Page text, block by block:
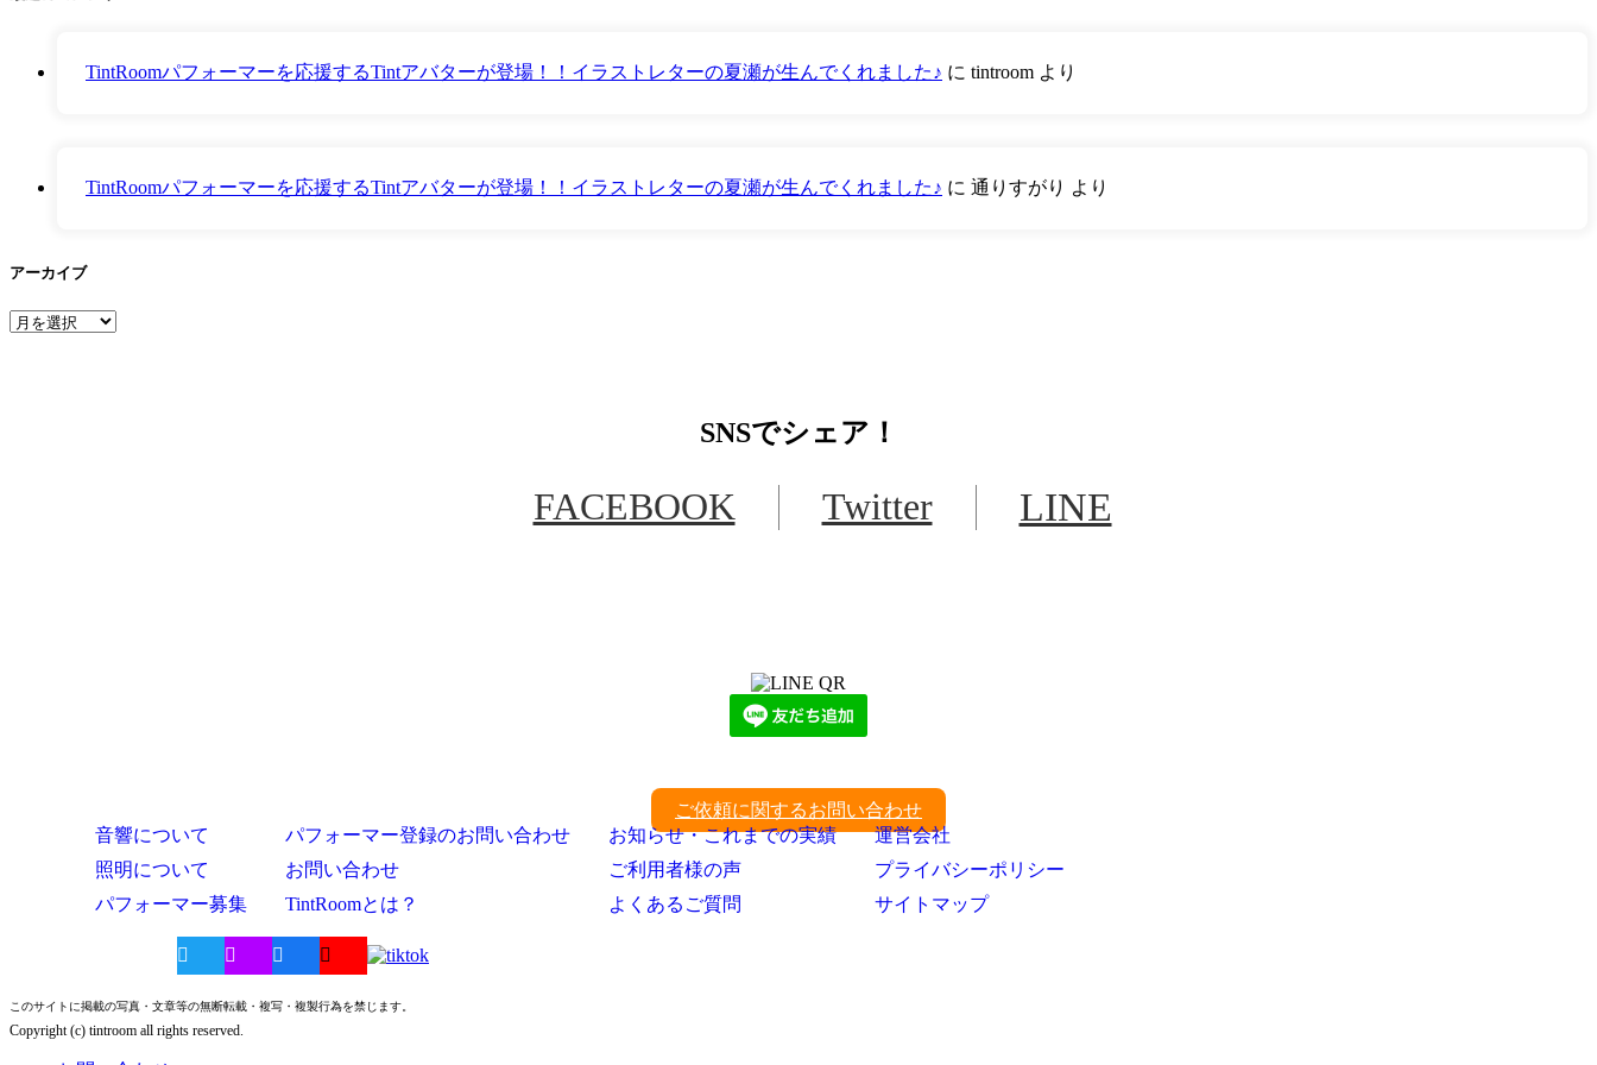
TintRoomパフォーマーを応援するTintアバターが登場！！イラストレターの夏瀬が生んでくれました♪ に tintroom より
TintRoomパフォーマーを応援するTintアバターが登場！！イラストレターの夏瀬が生んでくれました♪ に 通りすがり より
アーカイブ
ア
SNSでシェア！
FACEBOOK Twitter LINE
ご依頼に関するお問い合わせ
音響について
照明について
パフォーマー募集
パフォーマー登録のお問い合わせ
お問い合わせ
TintRoomとは？
お知らせ・これまでの実績
ご利用者様の声
よくあるご質問
運営会社
プライバシーポリシー
サイトマップ
このサイトに掲載の写真・文章等の無断転載・複写・複製行為を禁じます。
Copyright (c) tintroom all rights reserved.